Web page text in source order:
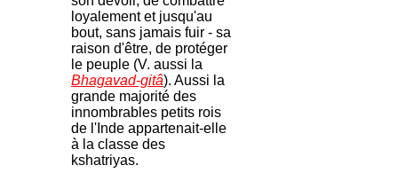
loyalement et jusqu'au
bout, sans jamais fuir - sa
raison d'être, de protéger
le peuple (V. aussi la
Bhagavad-gitâ). Aussi la
grande majorité des
innombrables petits rois
de l'Inde appartenait-elle
à la classe des
kshatriyas.